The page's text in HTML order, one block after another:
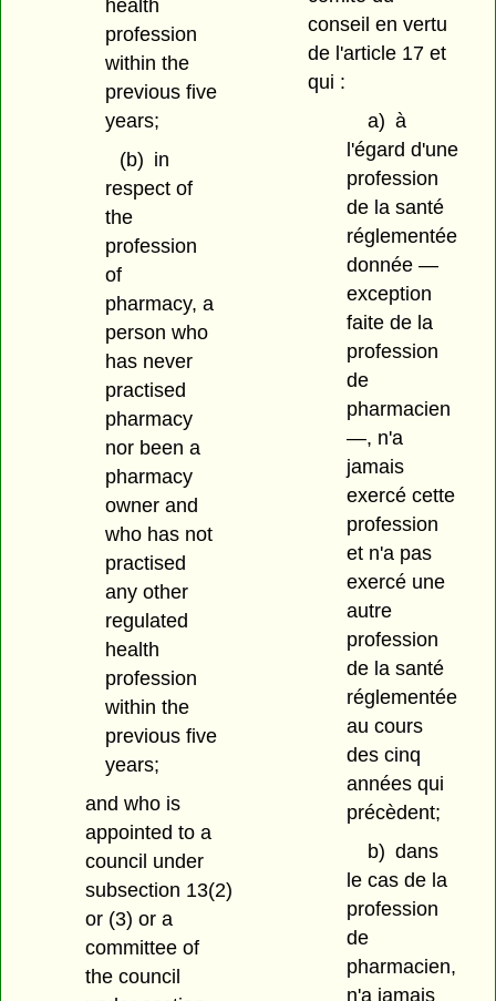
health
profession
within the
previous five
years;
(b) in
respect of
the
profession
of
pharmacy, a
person who
has never
practised
pharmacy
nor been a
pharmacy
owner and
who has not
practised
any other
regulated
health
profession
within the
previous five
years;
and who is
appointed to a
council under
subsection 13(2)
or (3) or a
committee of
the council
conseil en vertu
de l'article 17 et
qui :
a) à
l'égard d'une
profession
de la santé
réglementée
donnée —
exception
faite de la
profession
de
pharmacien
—, n'a
jamais
exercé cette
profession
et n'a pas
exercé une
autre
profession
de la santé
réglementée
au cours
des cinq
années qui
précèdent;
b) dans
le cas de la
profession
de
pharmacien,
n'a jamais